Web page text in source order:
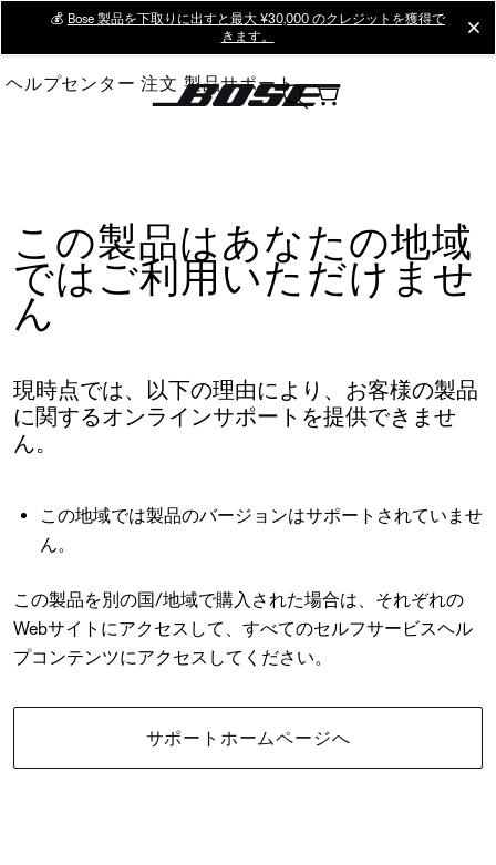
Main
💰 Bose 製品を下取りに出すと最大 ¥30,000 のクレジットを獲得で
きます。
ヘルプセンター 注文 製品サポート
この製品はあなたの地域
ではご利用いただけませ
ん
現時点では、以下の理由により、お客様の製品
に関するオンラインサポートを提供できませ
ん。
この地域では製品のバージョンはサポートされていませ
ん。
この製品を別の国/地域で購入された場合は、それぞれの
Webサイトにアクセスして、すべてのセルフサービスヘル
プコンテンツにアクセスしてください。
サポートホームページへ